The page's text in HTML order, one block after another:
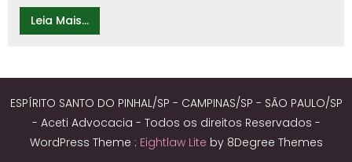
Leia Mais...
ESPÍRITO SANTO DO PINHAL/SP - CAMPINAS/SP - SÃO PAULO/SP
- Aceti Advocacia - Todos os direitos Reservados -
WordPress Theme : Eightlaw Lite by 8Degree Themes